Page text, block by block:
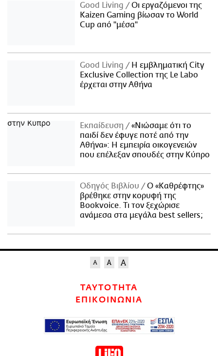
Good Living
Οι εργαζόμενοι της
Kaizen Gaming βίωσαν το World
Cup από "μέσα"
Good Living
Η εμβληματική City
Exclusive Collection της Le Labo
έρχεται στην Αθήνα
Εκπαίδευση
«Νιώσαμε ότι το
παιδί δεν έφυγε ποτέ από την
Αθήνα»: Η εμπειρία οικογενειών
που επέλεξαν σπουδές στην Κύπρο
Οδηγός Βιβλίου
Ο «Καθρέφτης»
βρέθηκε στην κορυφή της
Bookvoice. Τι τον ξεχώρισε
ανάμεσα στα μεγάλα best sellers;
ΤΑΥΤΟΤΗΤΑ
ΕΠΙΚΟΙΝΩΝΙΑ